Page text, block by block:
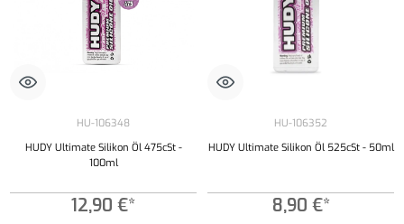
HU-106348
HUDY Ultimate Silikon Öl 475cSt -
100ml
12,90 €*
HU-106352
HUDY Ultimate Silikon Öl 525cSt - 50ml
8,90 €*